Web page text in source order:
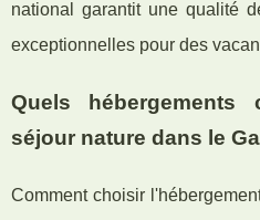
national garantit une qualité
exceptionnelles pour des
Quels
séjour nature dans le
Comment choisir